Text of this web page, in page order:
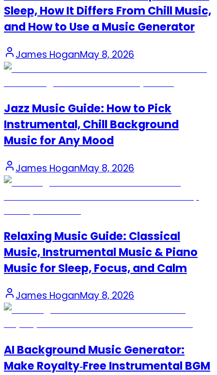
Sleep, How It Differs From Chill Music,
and How to Use a Music Generator
James HoganMay 8, 2026
Jazz Music Guide: How to Pick
Instrumental, Chill Background
Music for Any Mood
James HoganMay 8, 2026
Relaxing Music Guide: Classical
Music, Instrumental Music & Piano
Music for Sleep, Focus, and Calm
James HoganMay 8, 2026
AI Background Music Generator:
Make Royalty‑Free Instrumental BGM